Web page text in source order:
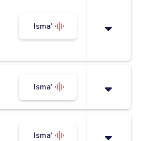
Isma'
Isma'
Isma'